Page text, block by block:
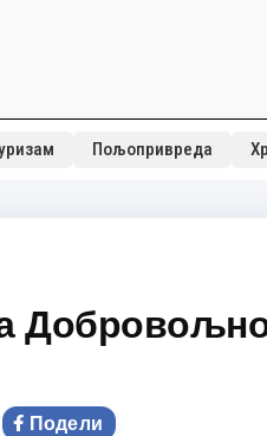
Пољопривреда
Подели